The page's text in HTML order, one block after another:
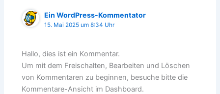
Ein WordPress-Kommentator
15. Mai 2025 um 8:34 Uhr
Hallo, dies ist ein Kommentar.
Um mit dem Freischalten, Bearbeiten und Löschen
von Kommentaren zu beginnen, besuche bitte die
Kommentare-Ansicht im Dashboard.